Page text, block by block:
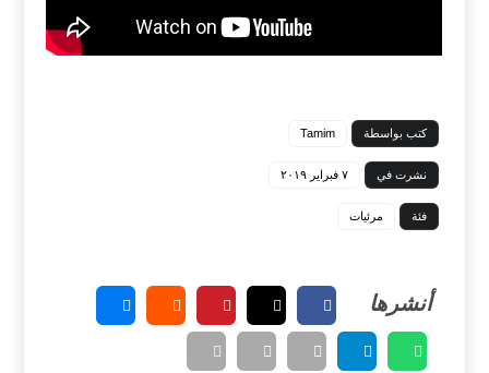
كتب بواسطة Tamim
نشرت في ٧ فبراير ٢٠١٩
فئة مرئيات